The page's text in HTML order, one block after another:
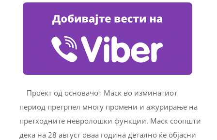
Проект од основачот Маск во изминатиот
период претрпел многу промени и ажурирање на
претходните невролошки функции. Маск соопшти
дека на 28 август оваа година детално ќе објасни